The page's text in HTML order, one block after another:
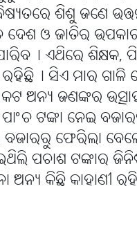
ଶିଶୁ ଜଣେ
ଓ ଜାତିର ଉପକାର
ଏଥିରେ ଶିକ୍ଷକ,
ସିଏ ମାର ଗାଳି
ଅନ୍ୟ ଜଣଙ୍କର
ଟଙ୍କା ନେଇ
ଫେରିଲା ବେଳେ
ପଚାଶ ଟଙ୍କାର
ଅନ୍ୟ କିଛି କାହାଣୀ